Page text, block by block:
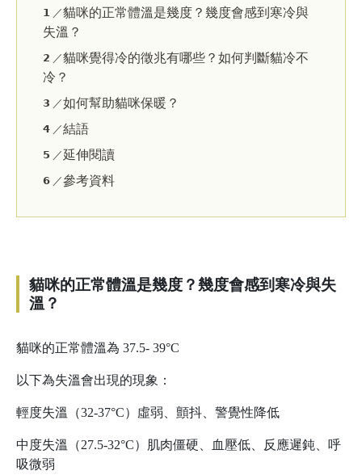
𝟭 ／貓咪的正常體溫是幾度？幾度會感到寒冷與
失溫？
𝟮 ／貓咪覺得冷的徵兆有哪些？如何判斷貓冷不
冷？
𝟯 ／如何幫助貓咪保暖？
𝟰 ／結語
𝟱 ／延伸閱讀
𝟲 ／參考資料
貓咪的正常體溫是幾度？幾度會感到寒冷與失
溫？
貓咪的正常體溫為 37.5- 39°C
以下為失溫會出現的現象：
輕度失溫（32-37°C）虛弱、顫抖、警覺性降低
中度失溫（27.5-32°C）肌肉僵硬、血壓低、反應遲鈍、呼
吸微弱